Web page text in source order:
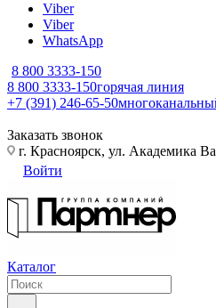
Viber
Viber
WhatsApp
8 800 3333-150
8 800 3333-150горячая линия
+7 (391) 246-65-50
Заказать звонок
г. Красноярск, ул. Академика
Войти
Каталог